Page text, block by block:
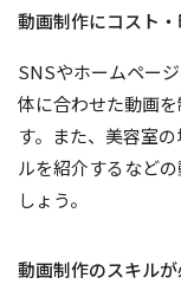
動画制作にコスト
SNSやホームペー
体に合わせた動画
す。また、美容室
ルを紹介するなど
しょう。
動画制作のスキル